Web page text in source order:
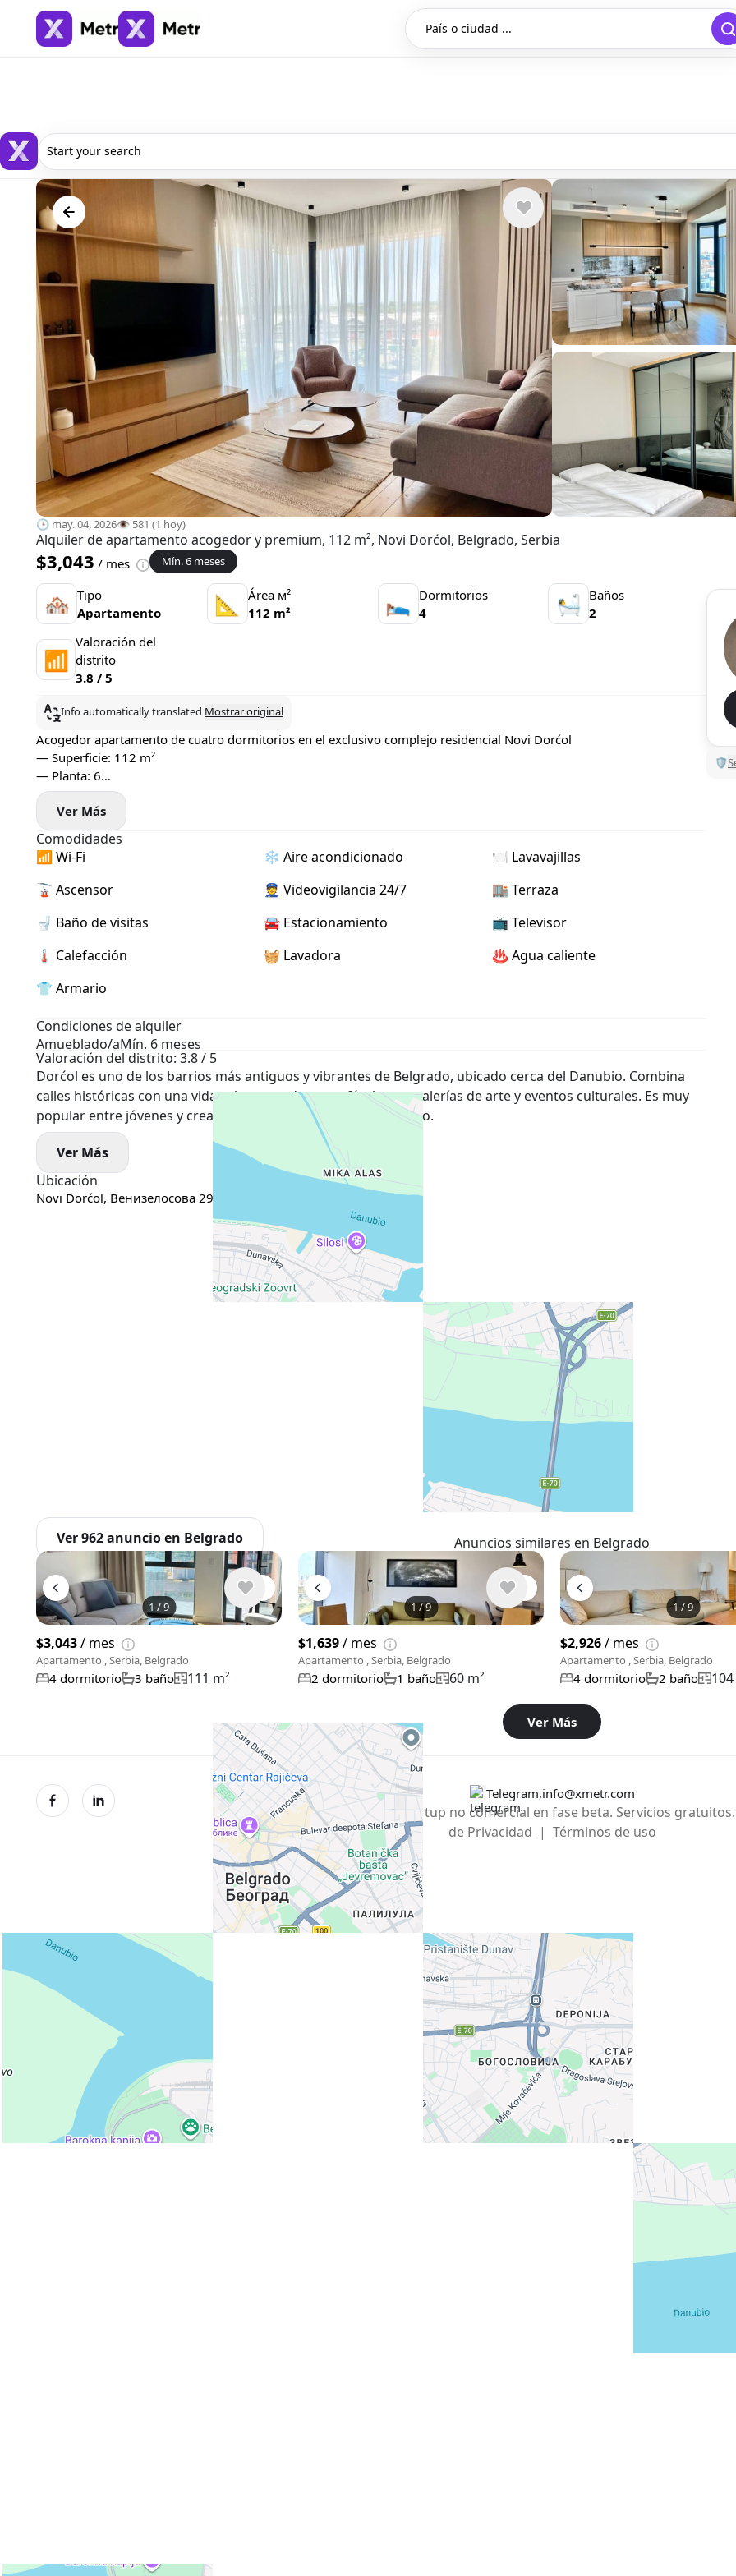
País o ciudad ...
Start your search
🕒 may. 04, 2026👁️ 581 (1 hoy)
Alquiler de apartamento acogedor y premium, 112 m², Novi Dorćol, Belgrado, Serbia
$3,043 / mes Mín. 6 meses
🏘 Tipo
Apartamento
📐
Área м²
112 m²
🛌 Dormitorios
4
🛀 Baños
2
📶
Valoración del
distrito
3.8 / 5
Info automatically translated Mostrar original
Acogedor apartamento de cuatro dormitorios en el exclusivo complejo residencial Novi Dorćol
— Superficie: 112 m²
— Planta: 6
— Sistema moderno de aire acondicionado y calefacción
— Lavadora y lavavajillas instalados
— 2 baños, gran terraza + balcón francés
— 2 plazas de garaje disponibles (cada una + 150 €)
Ver Más
Comodidades
📶 Wi-Fi
❄️ Aire acondicionado
🍽️ Lavavajillas
🚡 Ascensor
👮 Videovigilancia 24/7
🏬 Terraza
🚽 Baño de visitas
🚘 Estacionamiento
📺 Televisor
🌡 Calefacción
🧺 Lavadora
♨️ Agua caliente
👕 Armario
Condiciones de alquiler
Amueblado/aMín. 6 meses
Valoración del distrito: 3.8 / 5
Dorćol es uno de los barrios más antiguos y vibrantes de Belgrado, ubicado cerca del Danubio. Combina
calles históricas con una vida urbana moderna: cafés, bares, galerías de arte y eventos culturales. Es muy
popular entre jóvenes y creativos, aunque el alquiler es elevado.
Ver Más
Ubicación
Novi Dorćol, Венизелосова 29, Београд, Serbia
Ver 962 anuncio en Belgrado
🛡
Anuncios similares en Belgrado
1 /9
$3,043/ mes
Apartamento , Serbia, Belgrado
4 dormitorio 3 baño 111 m²
1/9
$1,639/ mes
Apartamento , Serbia, Belgrado
2 dormitorio 1 baño 60 m²
1 /9
$2,926/ mes
Apartamento , Serbia, Belgrado
4 dormitorio 2 baño
Ver Más
Telegram,info@xmetr.com
© XMetr 2026 - Startup no comercial en fase beta. Servicios
de Privacidad | Términos de uso